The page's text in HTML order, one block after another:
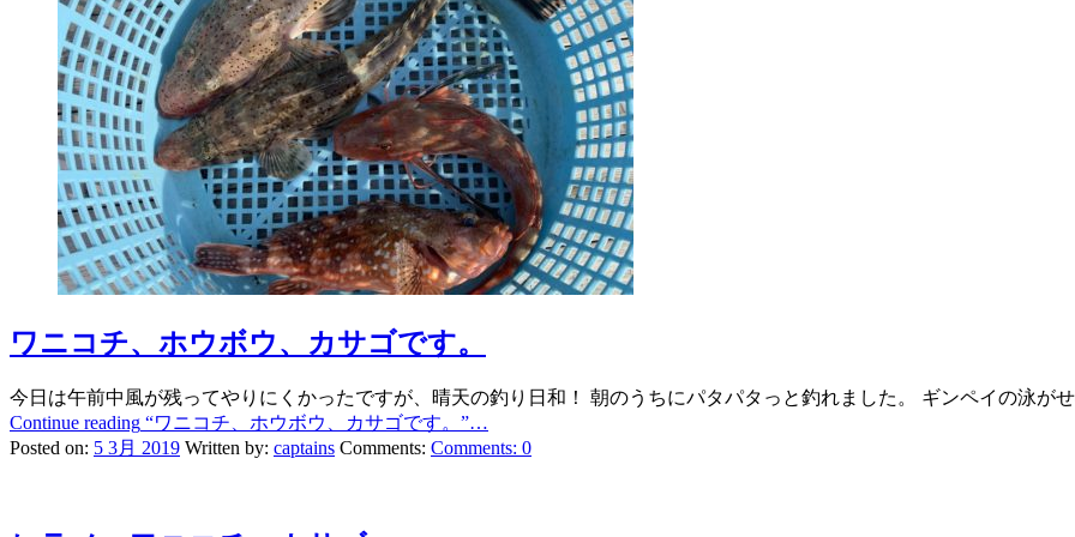
ワニコチ、ホウボウ、カサゴです。
今日は午前中風が残ってやりにくかったですが、晴天の釣り日和！ 朝のうちにパタパタっと釣れました。 ギンペイの泳がせ
Continue reading “ワニコチ、ホウボウ、カサゴです。”…
Posted on: 5 3月 2019 Written by: captains Comments: Comments: 0